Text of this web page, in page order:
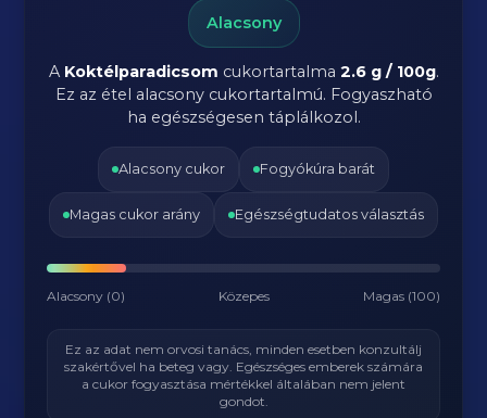
Alacsony
A Koktélparadicsom cukortartalma 2.6 g / 100g.
Ez az étel alacsony cukortartalmú. Fogyaszható
ha egészségesen táplálkozol.
Alacsony cukor Fogyókúra barát
Magas cukor arány Egészségtudatos választás
Alacsony (0) Közepes Magas (100)
Ez az adat nem orvosi tanács, minden esetben konzultálj
szakértővel ha beteg vagy. Egészséges emberek számára
a cukor fogyasztása mértékkel általában nem jelent
gondot.